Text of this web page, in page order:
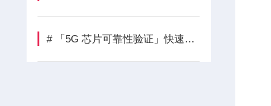
# 「5G 芯片可靠性验证」快速温变试验箱在半导体行业的应用